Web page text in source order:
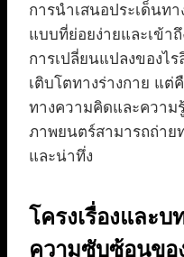
การนำเสนอประเด็นท
แบบที่ย่อยง่ายและเข้า
การเปลี่ยนแปลงของไ
เติบโตทางร่างกาย แต่
ทางความคิดและความ
ภาพยนตร์สามารถถ่า
และน่าทึ่ง
โครงเรื่องและบ
ความซับซ้อนขอ